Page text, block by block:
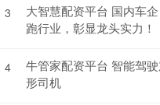
3
大智慧配资平台 国内车
跑行业，彰显龙头实力！
4
牛管家配资平台 智能驾
形司机